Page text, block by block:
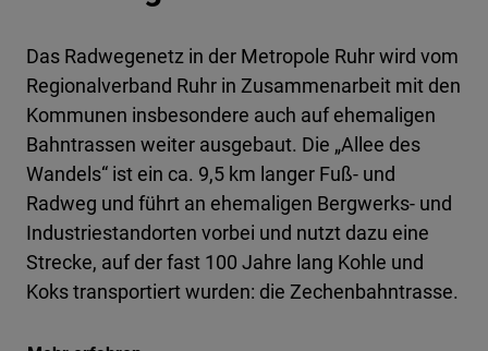
Das Radwegenetz in der Metropole Ruhr wird vom
Regionalverband Ruhr in Zusammenarbeit mit den
Kommunen insbesondere auch auf ehemaligen
Bahntrassen weiter ausgebaut. Die „Allee des
Wandels“ ist ein ca. 9,5 km langer Fuß- und
Radweg und führt an ehemaligen Bergwerks- und
Industriestandorten vorbei und nutzt dazu eine
Strecke, auf der fast 100 Jahre lang Kohle und
Koks transportiert wurden: die Zechenbahntrasse.